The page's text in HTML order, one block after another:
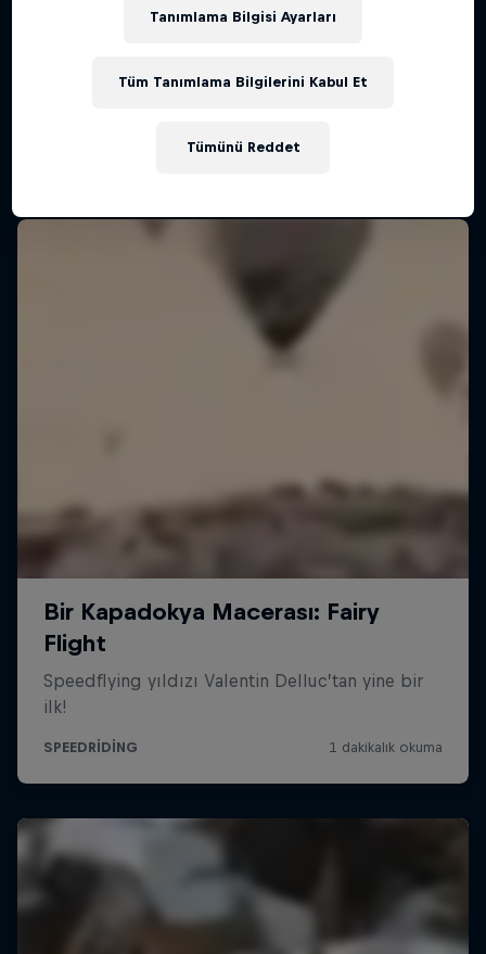
Tanımlama Bilgisi Ayarları
Tümünü Reddet
Tüm Tanımlama Bilgilerini Kabul Et